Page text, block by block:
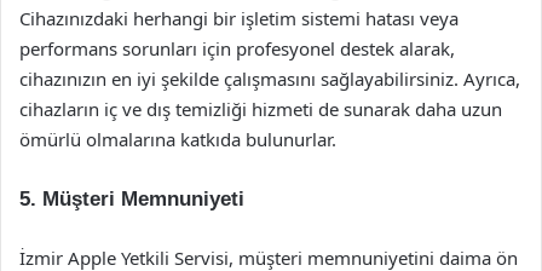
Cihazınızdaki herhangi bir işletim sistemi hatası veya
performans sorunları için profesyonel destek alarak,
cihazınızın en iyi şekilde çalışmasını sağlayabilirsiniz. Ayrıca,
cihazların iç ve dış temizliği hizmeti de sunarak daha uzun
ömürlü olmalarına katkıda bulunurlar.
5. Müşteri Memnuniyeti
İzmir Apple Yetkili Servisi, müşteri memnuniyetini daima ön